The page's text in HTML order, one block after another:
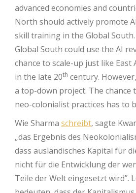
advanced economies and
North should actively promote
skill training in the Global
Global South could use the AI
chance to scale-up just like East
in the late 20th century.
a top-down project. The
neo-colonialist practices has to
Wie Sharma schreibt, sagte
„das Ergebnis des
dass ausländisches Kapital für
nicht für die Entwicklung der
Teile der Welt eingesetzt wird”.